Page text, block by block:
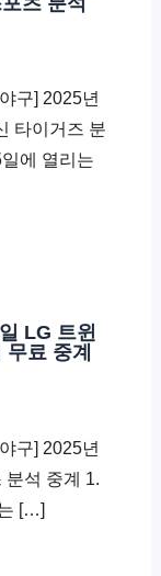
구] 2025년
타이거즈 분
에 열리는
LG 트윈
료 중계
구] 2025년
분석 중계 1.
[…]